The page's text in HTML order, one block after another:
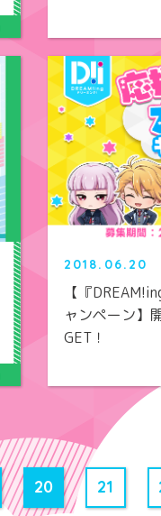
2018.06.20
【『
ャンペーン】
GET！
20 21